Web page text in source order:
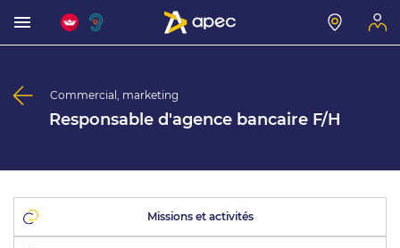
Commercial, marketing
Responsable d'agence bancaire F/H
Missions et activités